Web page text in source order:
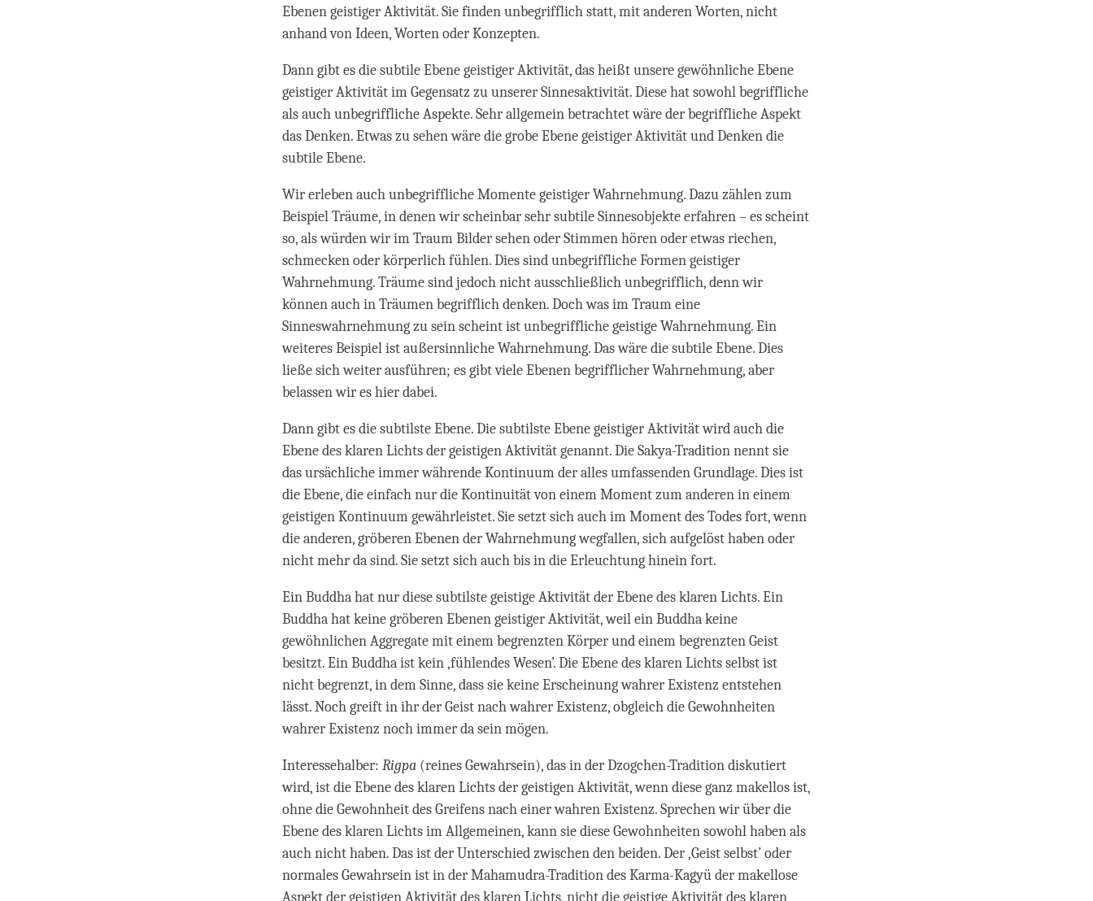
Ebenen geistiger Aktivität. Sie finden unbegrifflich statt, mit anderen Worten, nicht
anhand von Ideen, Worten oder Konzepten.
Dann gibt es die subtile Ebene geistiger Aktivität, das heißt unsere gewöhnliche Ebene
geistiger Aktivität im Gegensatz zu unserer Sinnesaktivität. Diese hat sowohl begriffliche
als auch unbegriffliche Aspekte. Sehr allgemein betrachtet wäre der begriffliche Aspekt
das Denken. Etwas zu sehen wäre die grobe Ebene geistiger Aktivität und Denken die
subtile Ebene.
Wir erleben auch unbegriffliche Momente geistiger Wahrnehmung. Dazu zählen zum
Beispiel Träume, in denen wir scheinbar sehr subtile Sinnesobjekte erfahren – es scheint
so, als würden wir im Traum Bilder sehen oder Stimmen hören oder etwas riechen,
schmecken oder körperlich fühlen. Dies sind unbegriffliche Formen geistiger
Wahrnehmung. Träume sind jedoch nicht ausschließlich unbegrifflich, denn wir
können auch in Träumen begrifflich denken. Doch was im Traum eine
Sinneswahrnehmung zu sein scheint ist unbegriffliche geistige Wahrnehmung. Ein
weiteres Beispiel ist außersinnliche Wahrnehmung. Das wäre die subtile Ebene. Dies
ließe sich weiter ausführen; es gibt viele Ebenen begrifflicher Wahrnehmung, aber
belassen wir es hier dabei.
Dann gibt es die subtilste Ebene. Die subtilste Ebene geistiger Aktivität wird auch die
Ebene des klaren Lichts der geistigen Aktivität genannt. Die Sakya-Tradition nennt sie
das ursächliche immer währende Kontinuum der alles umfassenden Grundlage. Dies ist
die Ebene, die einfach nur die Kontinuität von einem Moment zum anderen in einem
geistigen Kontinuum gewährleistet. Sie setzt sich auch im Moment des Todes fort, wenn
die anderen, gröberen Ebenen der Wahrnehmung wegfallen, sich aufgelöst haben oder
nicht mehr da sind. Sie setzt sich auch bis in die Erleuchtung hinein fort.
Ein Buddha hat nur diese subtilste geistige Aktivität der Ebene des klaren Lichts. Ein
Buddha hat keine gröberen Ebenen geistiger Aktivität, weil ein Buddha keine
gewöhnlichen Aggregate mit einem begrenzten Körper und einem begrenzten Geist
besitzt. Ein Buddha ist kein ‚fühlendes Wesen’. Die Ebene des klaren Lichts selbst ist
nicht begrenzt, in dem Sinne, dass sie keine Erscheinung wahrer Existenz entstehen
lässt. Noch greift in ihr der Geist nach wahrer Existenz, obgleich die Gewohnheiten
wahrer Existenz noch immer da sein mögen.
Interessehalber: Rigpa (reines Gewahrsein), das in der Dzogchen-Tradition diskutiert
wird, ist die Ebene des klaren Lichts der geistigen Aktivität, wenn diese ganz makellos ist,
ohne die Gewohnheit des Greifens nach einer wahren Existenz. Sprechen wir über die
Ebene des klaren Lichts im Allgemeinen, kann sie diese Gewohnheiten sowohl haben als
auch nicht haben. Das ist der Unterschied zwischen den beiden. Der ,Geist selbst’ oder
normales Gewahrsein ist in der Mahamudra-Tradition des Karma-Kagyü der makellose
Aspekt der geistigen Aktivität des klaren Lichts, nicht die geistige Aktivität des klaren